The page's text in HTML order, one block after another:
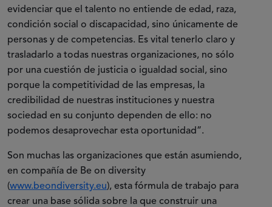
evidenciar que el talento no entiende de edad, raza,
condición social o discapacidad, sino únicamente de
personas y de competencias. Es vital tenerlo claro y
trasladarlo a todas nuestras organizaciones, no sólo
por una cuestión de justicia o igualdad social, sino
porque la competitividad de las empresas, la
credibilidad de nuestras instituciones y nuestra
sociedad en su conjunto dependen de ello: no
podemos desaprovechar esta oportunidad”.
Son muchas las organizaciones que están asumiendo,
en compañía de Be on diversity
(www.beondiversity.eu), esta fórmula de trabajo para
crear una base sólida sobre la que construir una